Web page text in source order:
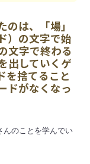
は、「場」
）の文字で始
文字で終わる
出していくゲ
を捨てること
ドがなくなっ
んのことを学んでい